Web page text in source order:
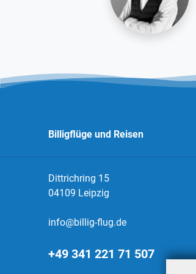
Billigflüge und Reisen
Dittrichring 15
04109 Leipzig
info@billig-flug.de
+49 341 221 71 507